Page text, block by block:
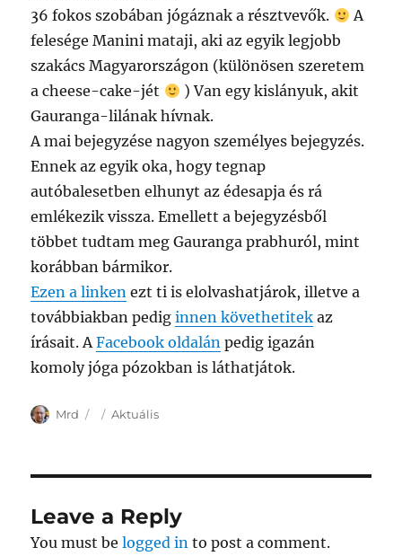
36 fokos szobában jógáznak a résztvevők.
A
felesége Manini mataji, aki az egyik legjobb
szakács Magyarországon (különösen szeretem
a cheese-cake-jét
) Van egy kislányuk, akit
Gauranga-lilának hívnak.
A mai bejegyzése nagyon személyes bejegyzés.
Ennek az egyik oka, hogy tegnap
autóbalesetben elhunyt az édesapja és rá
emlékezik vissza. Emellett a bejegyzésből
többet tudtam meg Gauranga prabhuról, mint
korábban bármikor.
Ezen a linken ezt ti is elolvashatjárok, illetve a
továbbiakban pediginnen követhetitek az
írásait. AFacebook oldalán pedig igazán
komoly jóga pózokban is láthatjátok.
Author
Mrd
Posted
Categories
Aktuális
Leave a Reply
You must belogged in to post a comment.